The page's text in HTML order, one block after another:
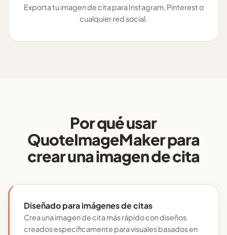
Exporta tu imagen de cita para Instagram, Pinterest o
cualquier red social.
Por qué usar
QuoteImageMaker para
crear una imagen de cita
Diseñado para imágenes de citas
Crea una imagen de cita más rápido con diseños
creados específicamente para visuales basados en